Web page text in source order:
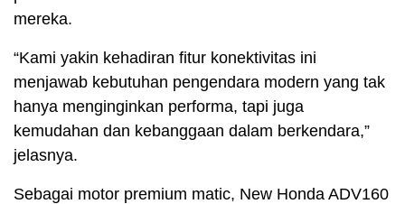
mereka.
“Kami yakin kehadiran fitur konektivitas ini
menjawab kebutuhan pengendara modern yang tak
hanya menginginkan performa, tapi juga
kemudahan dan kebanggaan dalam berkendara,”
jelasnya.
Sebagai motor premium matic, New Honda ADV160